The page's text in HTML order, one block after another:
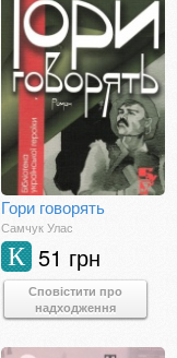
Гори говорять
Самчук Улас
51 грн
К
Сповістити про
надходження